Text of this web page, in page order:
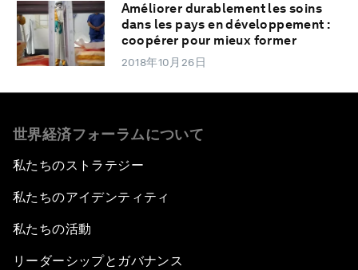
Améliorer durablement les soins
dans les pays en développement :
coopérer pour mieux former
2018年10月26日
世界経済フォーラムについて
私たちのストラテジー
私たちのアイデンティティ
私たちの活動
リーダーシップとガバナンス